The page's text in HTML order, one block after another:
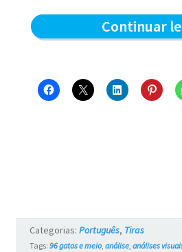
Continuar
Categorias: Português, Tiras
Tags: 96 gatos e meio, análise, análises